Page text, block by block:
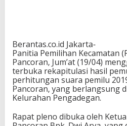
Berantas.co.id Jakarta-
Panitia Pemilihan Kecamatan
Pancoran, Jum’at (19/04)
terbuka rekapitulasi hasil
perhitungan suara pemilu
Pancoran, yang berlangsung
Kelurahan Pengadegan.
Rapat pleno dibuka oleh